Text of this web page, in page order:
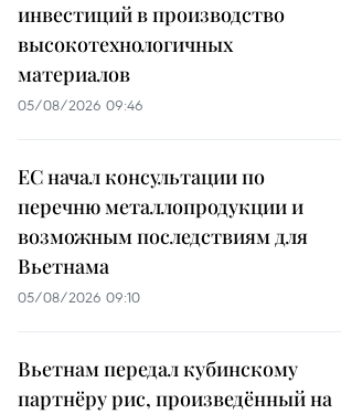
инвестиций в производство
высокотехнологичных
материалов
05/08/2026 09:46
ЕС начал консультации по
перечню металлопродукции и
возможным последствиям для
Вьетнама
05/08/2026 09:10
Вьетнам передал кубинскому
партнёру рис, произведённый на